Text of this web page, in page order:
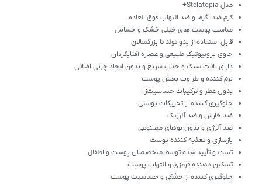
مدل Stelatopia+
کرم ضد اگزما و ضد التهاب فوق العاده
مناسب پوست های خیلی خشک و حساس
قابل استفاده از بدو تولد تا بزرگسالان
حاوی پروبیوتیک طبیعی و عصاره آفتابگردان
دارای بافت سبک و جذب سریع و بدون ایجاد چربی اضافی
نرم کننده و طراوت بخش پوست
بدون عطر و ترکیبات حساسیت‌زا
جلوگیری کننده از تحریکات پوستی
ضد خارش و ضد آلرژیک
ضد آلرژی و بدون بوهای مصنوعی
بازسازی و تغذیه کننده پوست
تست‌ و تأیید شده توسط متخصصان پوست و اطفال
تسکین دهنده قرمزی و التهاب پوست
جلوگیری کننده از خشکی و حساسیت پوست